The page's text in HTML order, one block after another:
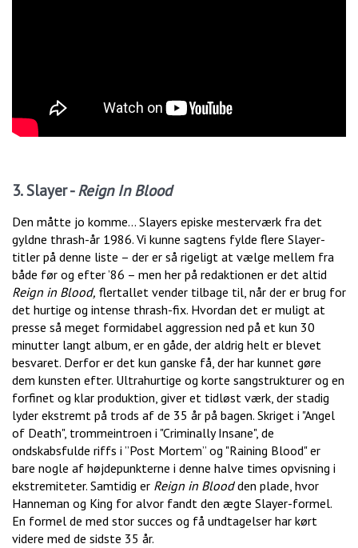
3. Slayer -Reign In Blood
Den måtte jo komme… Slayers episke mesterværk fra det
gyldne thrash-år 1986. Vi kunne sagtens fylde flere Slayer-
titler på denne liste – der er så rigeligt at vælge mellem fra
både før og efter ’86 – men her på redaktionen er det altid
Reign in Blood, flertallet vender tilbage til, når der er brug for
det hurtige og intense thrash-fix. Hvordan det er muligt at
presse så meget formidabel aggression ned på et kun 30
minutter langt album, er en gåde, der aldrig helt er blevet
besvaret. Derfor er det kun ganske få, der har kunnet gøre
dem kunsten efter. Ultrahurtige og korte sangstrukturer og en
forfinet og klar produktion, giver et tidløst værk, der stadig
lyder ekstremt på trods af de 35 år på bagen. Skriget i "Angel
of Death", trommeintroen i "Criminally Insane", de
ondskabsfulde riffs i ”Post Mortem” og "Raining Blood" er
bare nogle af højdepunkterne i denne halve times opvisning i
ekstremiteter. Samtidig er Reign in Bloodden plade, hvor
Hanneman og King for alvor fandt den ægte Slayer-formel.
En formel de med stor succes og få undtagelser har kørt
videre med de sidste 35 år.